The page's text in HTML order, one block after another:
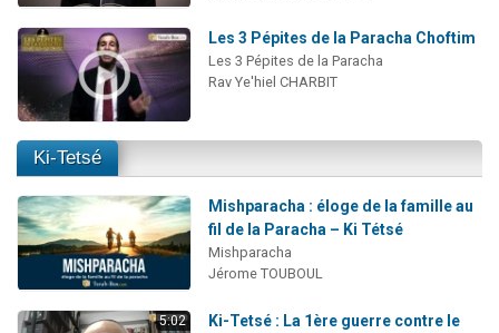
Les 3 Pépites de la Paracha Choftim
Les 3 Pépites de la Paracha
Rav Ye'hiel CHARBIT
Ki-Tetsé
Mishparacha : éloge de la famille au
fil de la Paracha – Ki Tétsé
Mishparacha
Jérome TOUBOUL
5:02
Ki-Tetsé : La 1ère guerre contre le